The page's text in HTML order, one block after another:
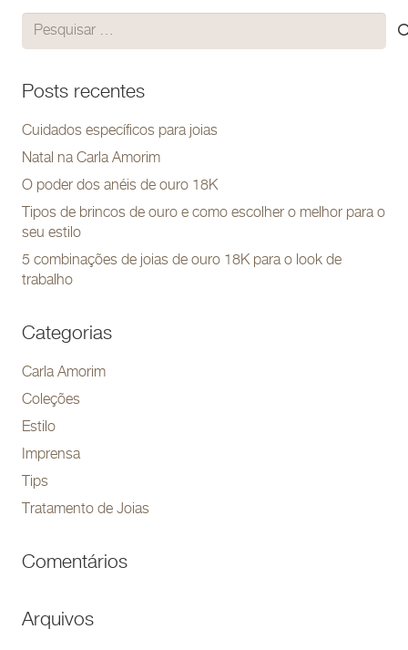
Pesquisar
por:
Posts recentes
Cuidados específicos para joias
Natal na Carla Amorim
O poder dos anéis de ouro 18K
Tipos de brincos de ouro e como escolher o melhor para o
seu estilo
5 combinações de joias de ouro 18K para o look de
trabalho
Categorias
Carla Amorim
Coleções
Estilo
Imprensa
Tips
Tratamento de Joias
Comentários
Arquivos